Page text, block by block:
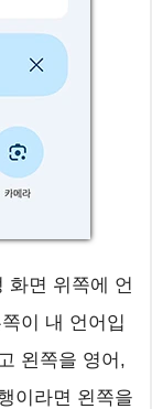
화면 위쪽에 언
이 내 언어입
왼쪽을 영어,
이라면 왼쪽을